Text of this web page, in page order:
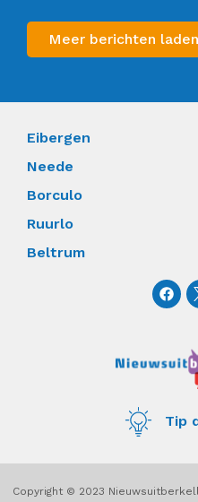
Meer berichten laden
Eibergen
Neede
Borculo
Ruurlo
Beltrum
F
a
c
o
o
Tip
Copyright © 2023